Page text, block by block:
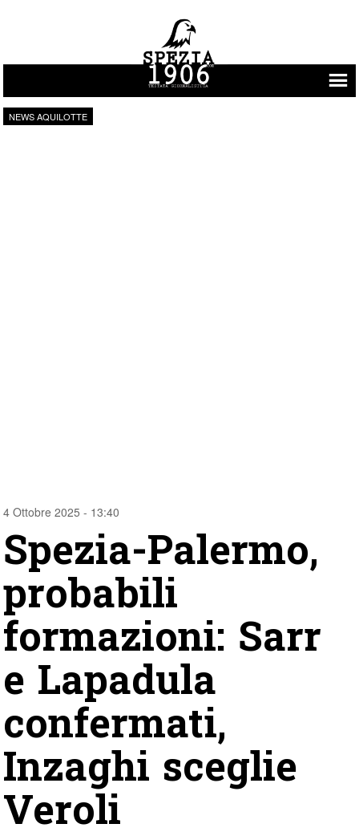
Vai al contenuto
NEWS AQUILOTTE
4 Ottobre 2025 - 13:40
Spezia-Palermo,
probabili
formazioni: Sarr
e Lapadula
confermati,
Inzaghi sceglie
Veroli